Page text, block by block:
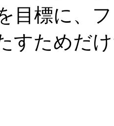
目標に、
すためだ